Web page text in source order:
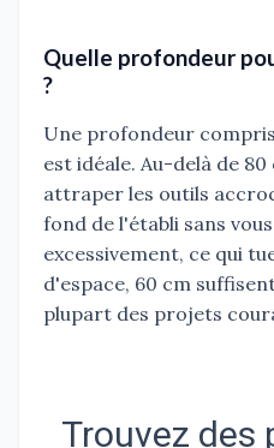
Quelle profondeur
?
Une profondeur
est idéale. Au-delà de
attraper les outils
fond de l'établi sans
excessivement, ce qui
d'espace, 60 cm
plupart des projets
Trouvez des